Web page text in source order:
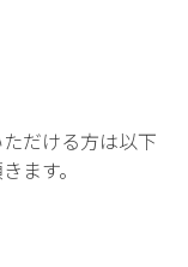
だける方は以下
ます。